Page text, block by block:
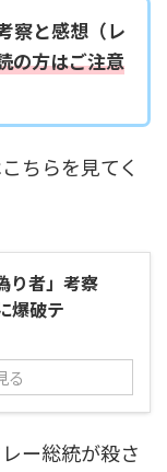
察と感想（レ
の方はご注意
ちらを見てく
り者」考察
爆破テ
る
ー総統が殺さ